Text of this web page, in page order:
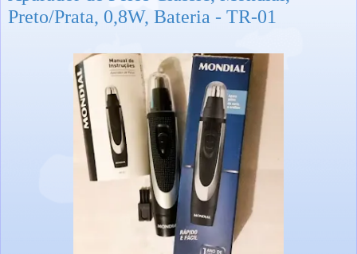
Preto/Prata, 0,8W, Bateria - TR-01